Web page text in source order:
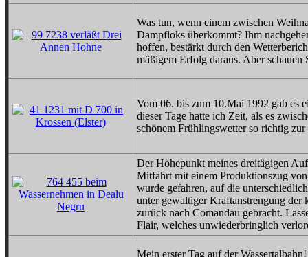
Was tun, wenn einem zwischen
Dampfloks überkommt? Ihm
hoffen, bestärkt durch den
mäßigem Erfolg daraus. Aber schauen
Vom 06. bis zum 10.Mai 1992 gab es
dieser Tage hatte ich Zeit, als es
schönem Frühlingswetter so richtig zur
Der Höhepunkt meines dreitägigen
Mitfahrt mit einem Produktionszug
wurde gefahren, auf die
unter gewaltiger Kraftanstrengung der
zurück nach Comandau gebracht.
Flair, welches unwiederbringlich
Mein erster Tag auf der